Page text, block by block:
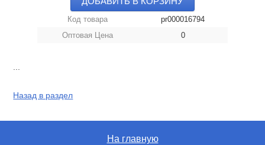
Код товара
pr000016794
Оптовая Цена
0
Назад в раздел
На главную